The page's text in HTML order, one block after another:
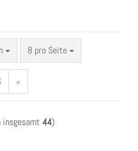
8 pro Seite
pro Seite
»
44)